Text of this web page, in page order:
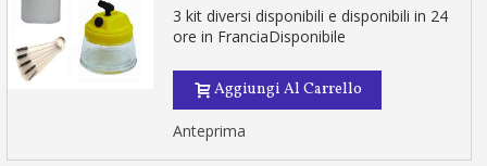
3 kit diversi disponibili e disponibili in 24
ore in FranciaDisponibile
Aggiungi Al Carrello
Anteprima